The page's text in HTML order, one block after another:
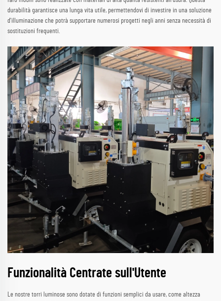
durabilità garantisce una lunga vita utile, permettendovi di investire in una soluzione
d'illuminazione che potrà supportare numerosi progetti negli anni senza necessità di
sostituzioni frequenti.
Funzionalità Centrate sull'Utente
Le nostre torri luminose sono dotate di funzioni semplici da usare, come altezza